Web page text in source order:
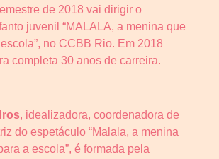
de 2018 vai dirigir o
juvenil “MALALA, a menina que
no CCBB Rio. Em 2018
completa 30 anos de carreira.
, idealizadora, coordenadora de
do espetáculo “Malala, a menina
a escola”, é formada pela